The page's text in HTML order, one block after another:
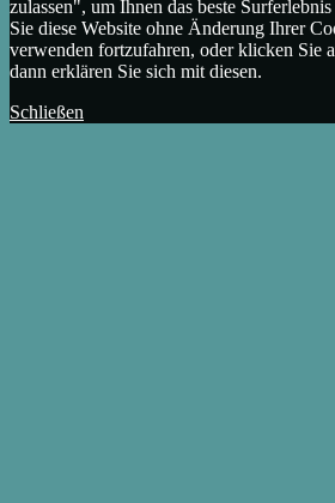
zulassen", um Ihnen das beste
Sie diese Website ohne Änderung Ihrer
verwenden fortzufahren, oder klicken Sie
dann erklären Sie sich mit diesen.
Schließen